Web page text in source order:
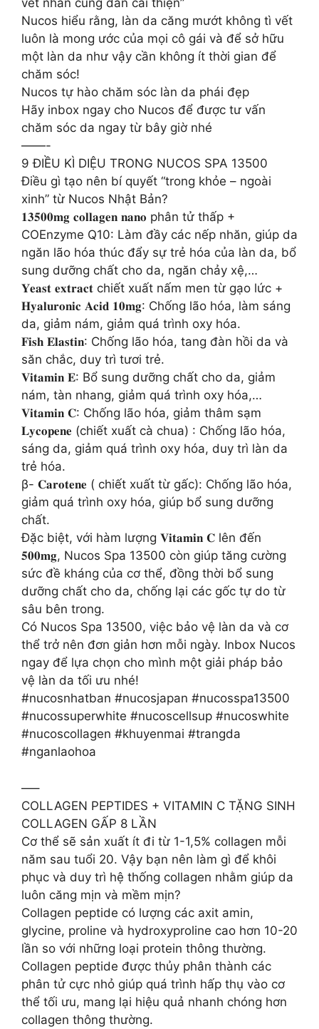
vết nhăn cũng dần cải thiện”
Nucos hiểu rằng, làn da căng mướt không tì vết
luôn là mong ước của mọi cô gái và để sở hữu
một làn da như vậy cần không ít thời gian để
chăm sóc!
Nucos tự hào chăm sóc làn da phái đẹp
Hãy inbox ngay cho Nucos để được tư vấn
chăm sóc da ngay từ bây giờ nhé
——-
9 ĐIỀU KÌ DIỆU TRONG NUCOS SPA 13500
Điều gì tạo nên bí quyết “trong khỏe – ngoài
xinh” từ Nucos Nhật Bản?
𝟏𝟑𝟓𝟎𝟎𝐦𝐠 𝐜𝐨𝐥𝐥𝐚𝐠𝐞𝐧 𝐧𝐚𝐧𝐨 phân tử thấp +
COEnzyme Q10: Làm đầy các nếp nhăn, giúp da
ngăn lão hóa thúc đẩy sự trẻ hóa của làn da, bổ
sung dưỡng chất cho da, ngăn chảy xệ,…
𝐘𝐞𝐚𝐬𝐭 𝐞𝐱𝐭𝐫𝐚𝐜𝐭 chiết xuất nấm men từ gạo lức +
𝐇𝐲𝐚𝐥𝐮𝐫𝐨𝐧𝐢𝐜 𝐀𝐜𝐢𝐝 𝟏𝟎𝐦𝐠: Chống lão hóa, làm sáng
da, giảm nám, giảm quá trình oxy hóa.
𝐅𝐢𝐬𝐡 𝐄𝐥𝐚𝐬𝐭𝐢𝐧: Chống lão hóa, tang đàn hồi da và
săn chắc, duy trì tươi trẻ.
𝐕𝐢𝐭𝐚𝐦𝐢𝐧 𝐄: Bổ sung dưỡng chất cho da, giảm
nám, tàn nhang, giảm quá trình oxy hóa,…
𝐕𝐢𝐭𝐚𝐦𝐢𝐧 𝐂: Chống lão hóa, giảm thâm sạm
𝐋𝐲𝐜𝐨𝐩𝐞𝐧𝐞 (chiết xuất cà chua) : Chống lão hóa,
sáng da, giảm quá trình oxy hóa, duy trì làn da
trẻ hóa.
β- 𝐂𝐚𝐫𝐨𝐭𝐞𝐧𝐞 ( chiết xuất từ gấc): Chống lão hóa,
giảm quá trình oxy hóa, giúp bổ sung dưỡng
chất.
Đặc biệt, với hàm lượng 𝐕𝐢𝐭𝐚𝐦𝐢𝐧 𝐂 lên đến
𝟓𝟎𝟎𝐦𝐠, Nucos Spa 13500 còn giúp tăng cường
sức đề kháng của cơ thể, đồng thời bổ sung
dưỡng chất cho da, chống lại các gốc tự do từ
sâu bên trong.
Có Nucos Spa 13500, việc bảo vệ làn da và cơ
thể trở nên đơn giản hơn mỗi ngày. Inbox Nucos
ngay để lựa chọn cho mình một giải pháp bảo
vệ làn da tối ưu nhé!
#nucosnhatban #nucosjapan #nucosspa13500
#nucossuperwhite #nucoscellsup #nucoswhite
#nucoscollagen #khuyenmai #trangda
#nganlaohoa
—–
COLLAGEN PEPTIDES + VITAMIN C TẶNG SINH
COLLAGEN GẤP 8 LẦN
Cơ thể sẽ sản xuất ít đi từ 1-1,5% collagen mỗi
năm sau tuổi 20. Vậy bạn nên làm gì để khôi
phục và duy trì hệ thống collagen nhằm giúp da
luôn căng mịn và mềm mịn?
Collagen peptide có lượng các axit amin,
glycine, proline và hydroxyproline cao hơn 10-20
lần so với những loại protein thông thường.
Collagen peptide được thủy phân thành các
phân tử cực nhỏ giúp quá trình hấp thụ vào cơ
thể tối ưu, mang lại hiệu quả nhanh chóng hơn
collagen thông thường.